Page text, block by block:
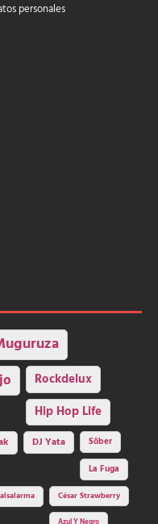
personales
Rockdelux
Hip Hop Life
DJ Yata
Sôber
La Fuga
César Strawberry